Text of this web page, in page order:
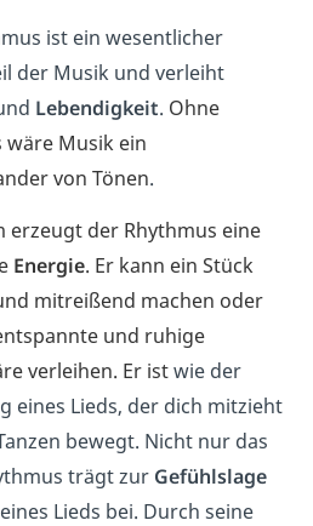
ist ein wesentlicher
der Musik und verleiht
Lebendigkeit. Ohne
wäre Musik ein
von Tönen.
erzeugt der Rhythmus eine
Energie. Er kann ein Stück
mitreißend machen oder
und ruhige
verleihen. Er istwie der
eines Lieds, der dich mitzieht
bewegt. Nicht nur das
trägt zur Gefühlslage
Lieds bei. Durch seine